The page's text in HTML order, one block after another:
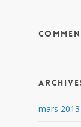
mars 2013